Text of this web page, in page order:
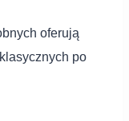
oferują
po